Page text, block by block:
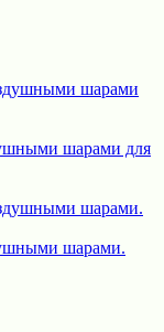
шарами для
шарами.